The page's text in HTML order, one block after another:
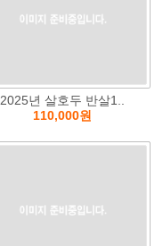
2025년 살호두 반살1..
110,000원